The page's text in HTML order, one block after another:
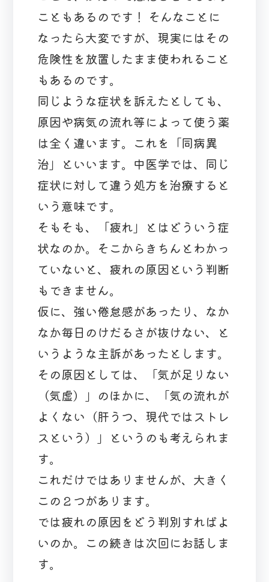
こともあるのです！ そんなことに
なったら大変ですが、現実にはその
危険性を放置したまま使われること
もあるのです。
同じような症状を訴えたとしても、
原因や病気の流れ等によって使う薬
は全く違います。これを「同病異
治」といいます。中医学では、同じ
症状に対して違う処方を治療すると
いう意味です。
そもそも、「疲れ」とはどういう症
状なのか。そこからきちんとわかっ
ていないと、疲れの原因という判断
もできません。
仮に、強い倦怠感があったり、なか
なか毎日のけだるさが抜けない、と
いうような主訴があったとします。
その原因としては、「気が足りない
（気虚）」のほかに、「気の流れが
よくない（肝うつ、現代ではストレ
スという）」というのも考えられま
す。
これだけではありませんが、大きく
この２つがあります。
では疲れの原因をどう判別すればよ
いのか。この続きは次回にお話しま
す。